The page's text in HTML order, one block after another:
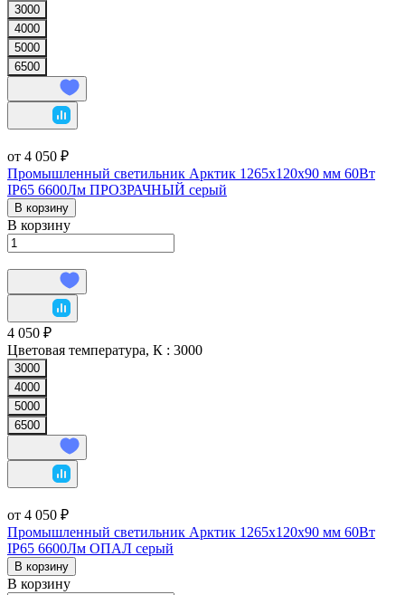
3000
4000
5000
6500
от 4 050 ₽
Промышленный светильник Арктик 1265х120х90 мм 60Вт
IP65 6600Лм ПРОЗРАЧНЫЙ серый
В корзину
В корзину
4 050 ₽
Цветовая температура, К : 3000
3000
4000
5000
6500
от 4 050 ₽
Промышленный светильник Арктик 1265х120х90 мм 60Вт
IP65 6600Лм ОПАЛ серый
В корзину
В корзину